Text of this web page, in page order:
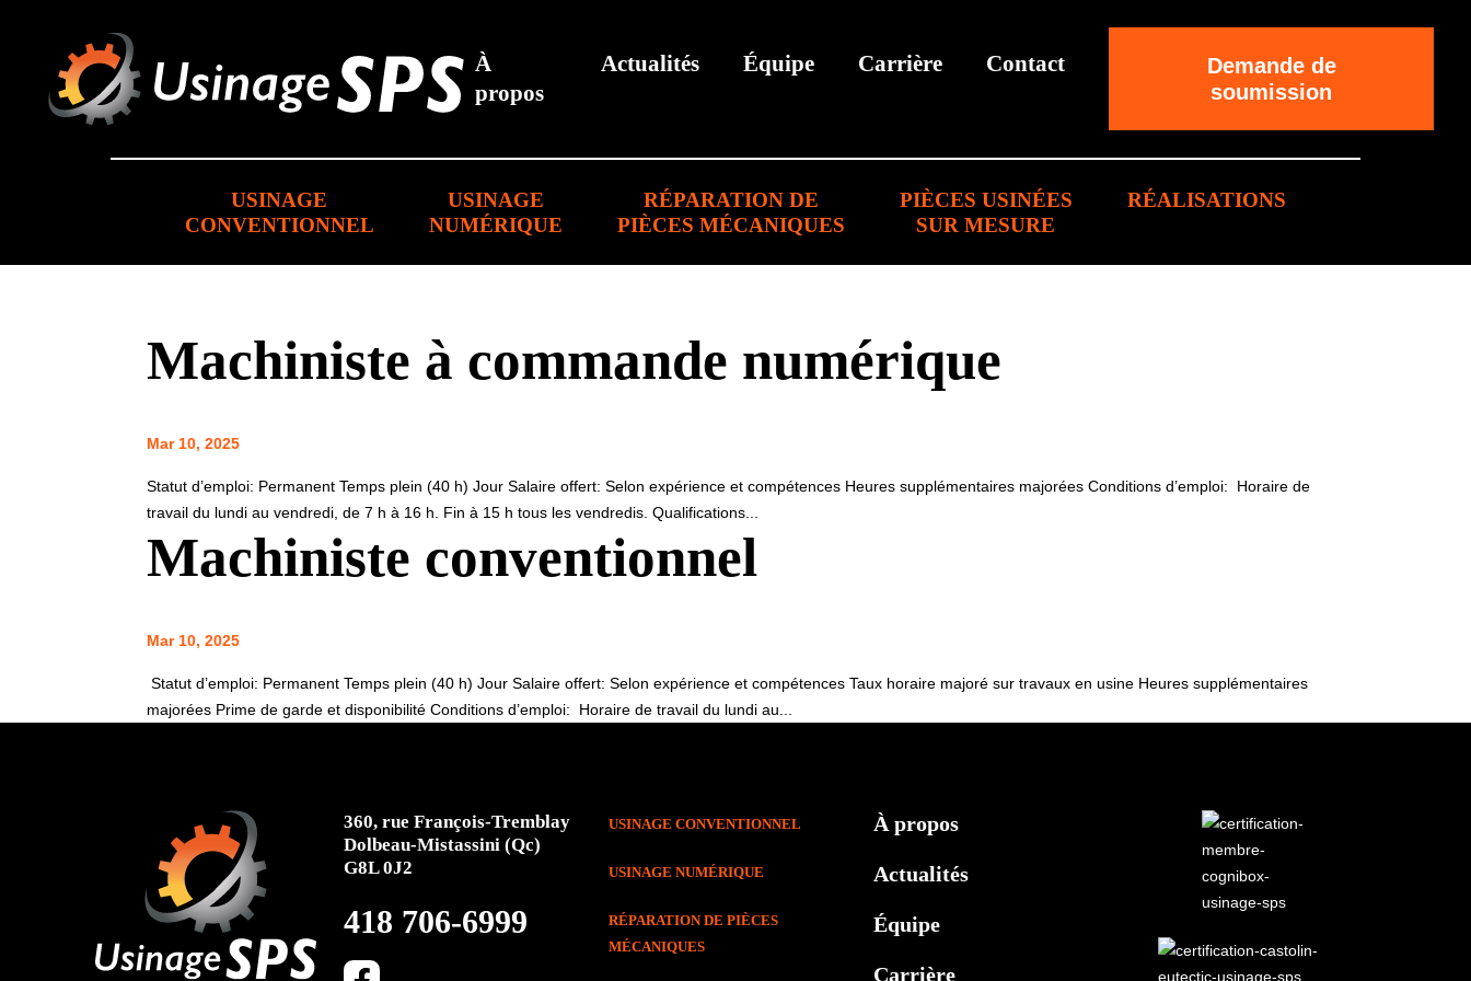
À
propos
Actualités Équipe Carrière Contact
Demande de
soumission
USINAGE
CONVENTIONNEL
USINAGE
NUMÉRIQUE
RÉPARATION DE
PIÈCES MÉCANIQUES
PIÈCES USINÉES
SUR MESURE
RÉALISATIONS
Machiniste à commande numérique
Mar 10, 2025
Statut d’emploi: Permanent Temps plein (40 h) Jour Salaire offert: Selon expérience et compétences Heures supplémentaires majorées Conditions d’emploi: Horaire de
travail du lundi au vendredi, de 7 h à 16 h. Fin à 15 h tous les vendredis. Qualifications...
Machiniste conventionnel
Mar 10, 2025
Statut d’emploi: Permanent Temps plein (40 h) Jour Salaire offert: Selon expérience et compétences Taux horaire majoré sur travaux en usine Heures supplémentaires
majorées Prime de garde et disponibilité Conditions d’emploi: Horaire de travail du lundi au...
360, rue François-Tremblay
Dolbeau-Mistassini (Qc)
G8L 0J2
418 706-6999
USINAGECONVENTIONNEL
USINAGENUMÉRIQUE
RÉPARATION DEPIÈCES
MÉCANIQUES
À propos
Actualités
Équipe
Carrière